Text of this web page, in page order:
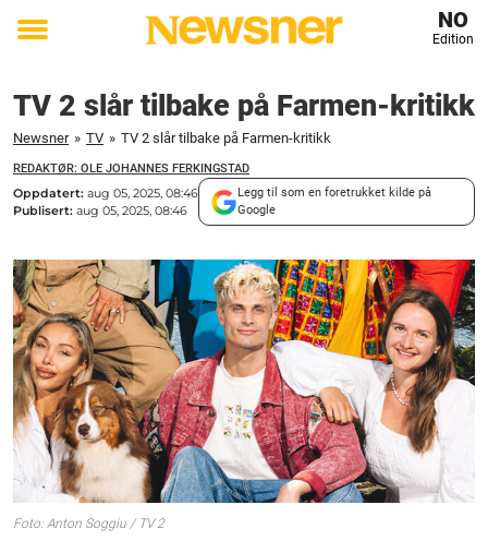
Toggle
NO
Edition
TV 2 slår tilbake på Farmen-kritikk
Newsner » TV » TV 2 slår tilbake på Farmen-kritikk
REDAKTØR: OLE JOHANNES FERKINGSTAD
Oppdatert: aug 05, 2025, 08:46
Publisert: aug 05, 2025, 08:46
Legg til som en foretrukket kilde på
Google
Foto: Anton Soggiu / TV 2